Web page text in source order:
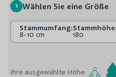
1 Wählen Sie eine Größe
Stammumfang:
8-10 cm
Stammhöhe:
180
Ihre ausgewählte Höhe: